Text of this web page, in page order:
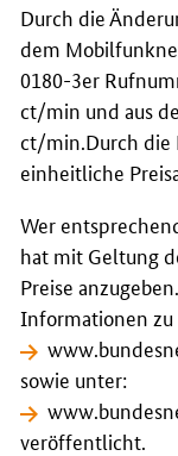
Durch die
dem
0180-3er
ct/min und aus
ct/min.Durch die
einheitliche
Wer
hat mit Geltung
Preise anzugeben.
Informationen zu
sowie unter:
veröffentlicht.